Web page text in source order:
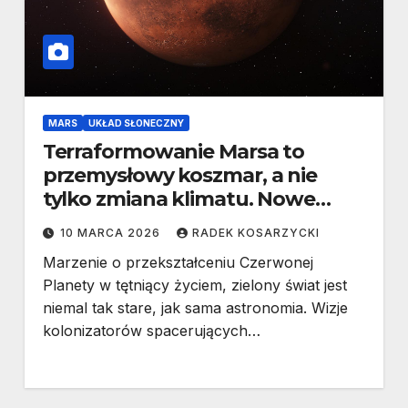
MARS UKŁAD SŁONECZNY
Terraformowanie Marsa to
przemysłowy koszmar, a nie
tylko zmiana klimatu. Nowe
wyliczenia NASA
10 MARCA 2026 RADEK KOSARZYCKI
Marzenie o przekształceniu Czerwonej
Planety w tętniący życiem, zielony świat jest
niemal tak stare, jak sama astronomia. Wizje
kolonizatorów spacerujących…